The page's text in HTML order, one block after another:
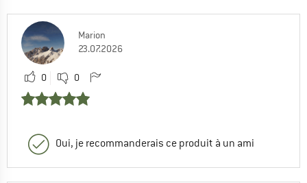
Marion
23.07.2026
0 0
Oui, je recommanderais ce produit à un ami